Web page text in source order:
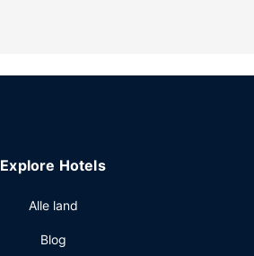
Explore Hotels
Alle land
Blog